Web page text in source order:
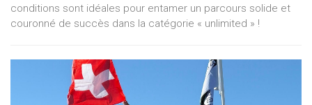
conditions sont idéales pour entamer un parcours solide et
couronné de succès dans la catégorie « unlimited » !